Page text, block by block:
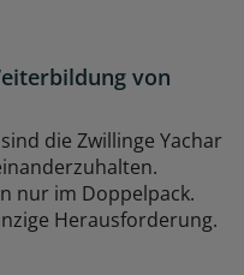
von
die Zwillinge Yachar
nur im Doppelpack.
Herausforderung.